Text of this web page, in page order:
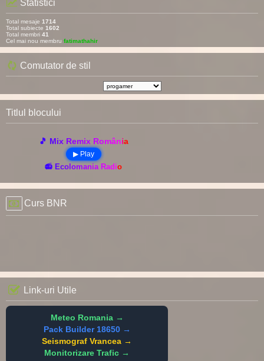
Statistici
Total mesaje 1714
Total subiecte 1602
Total membri 41
Cel mai nou membru fatimathahir
Comutator de stil
Titlul blocului
🎵 Mix Remix România
▶ Play
📻 Ecolomania Radio
Curs BNR
Link-uri Utile
Meteo Romania →
Pack Builder 18650 →
Seismograf Vrancea →
Monitorizare Trafic →